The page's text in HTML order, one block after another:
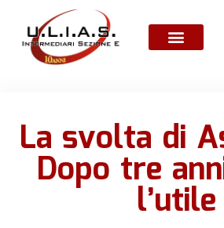
La svolta di
Dopo tre
l’utile